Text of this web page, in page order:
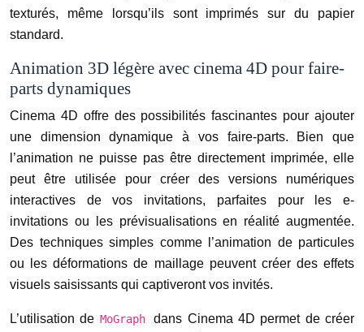
texturés, même lorsqu’ils sont imprimés sur du papier
standard.
Animation 3D légère avec cinema 4D pour faire-
parts dynamiques
Cinema 4D offre des possibilités fascinantes pour ajouter
une dimension dynamique à vos faire-parts. Bien que
l’animation ne puisse pas être directement imprimée, elle
peut être utilisée pour créer des versions numériques
interactives de vos invitations, parfaites pour les e-
invitations ou les prévisualisations en réalité augmentée.
Des techniques simples comme l’animation de particules
ou les déformations de maillage peuvent créer des effets
visuels saisissants qui captiveront vos invités.
L’utilisation de MoGraphdans Cinema 4D permet de créer